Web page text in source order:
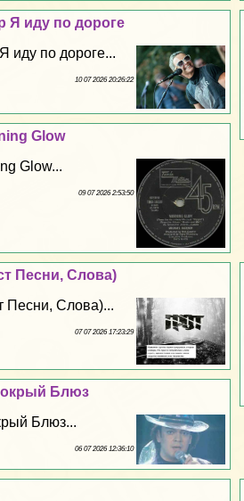
Я иду по дороге
иду по дороге...
10 07 2026 20:26:22
Glow
Glow...
09 07 2026 2:53:50
Песни, Слова)
Песни, Слова)...
07 07 2026 17:23:29
Блюз
Блюз...
06 07 2026 12:36:10